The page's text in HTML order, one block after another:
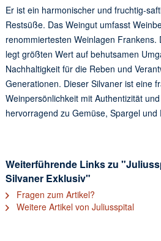
Er ist ein harmonischer und fruchtig-
Restsüße. Das Weingut umfasst
renommiertesten Weinlagen Frankens.
legt größten Wert auf behutsamen
Nachhaltigkeit für die Reben und
Generationen. Dieser Silvaner ist eine
Weinpersönlichkeit mit Authentizität
hervorragend zu Gemüse, Spargel und
Weiterführende Links zu
Silvaner Exklusiv"
Fragen zum Artikel?
Weitere Artikel von Juliusspital